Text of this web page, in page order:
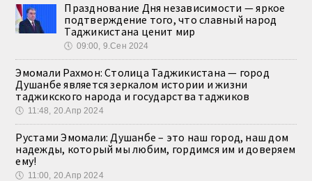
Празднование Дня независимости — яркое
подтверждение того, что славный народ
Таджикистана ценит мир
🕔 09:00, 9.Сен 2024
Эмомали Рахмон: Столица Таджикистана — город
Душанбе является зеркалом истории и жизни
таджикского народа и государства таджиков
🕔 11:48, 20.Апр 2024
Рустами Эмомали: Душанбе – это наш город, наш дом
надежды, который мы любим, гордимся им и доверяем
ему!
🕔 11:00, 20.Апр 2024